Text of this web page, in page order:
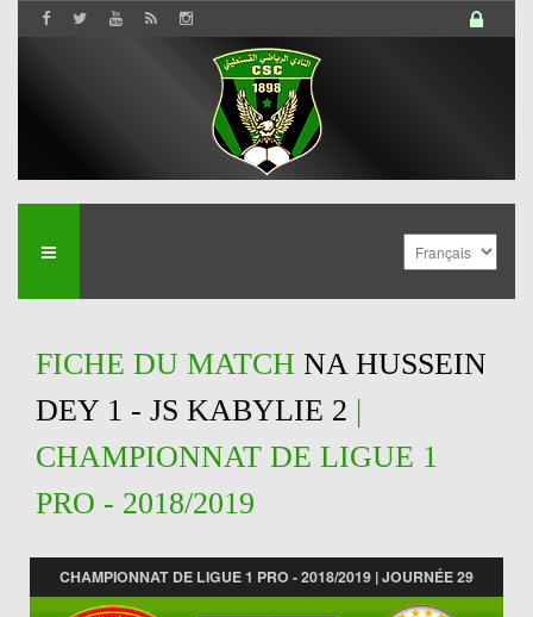
FICHE DU MATCH NA HUSSEIN
DEY 1 - JS KABYLIE 2 |
CHAMPIONNAT DE LIGUE 1
PRO - 2018/2019
CHAMPIONNAT DE LIGUE 1 PRO - 2018/2019 | JOURNÉE 29